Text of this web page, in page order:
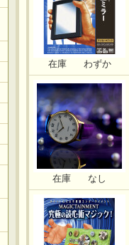
在庫 わずか
在庫 なし